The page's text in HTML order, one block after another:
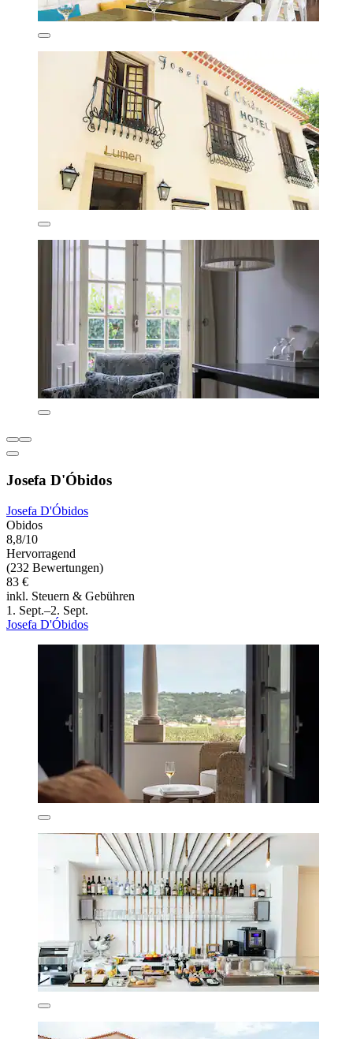
Josefa D'Óbidos
Josefa D'Óbidos
Obidos
8,8/10
Hervorragend
(232 Bewertungen)
83 €
inkl. Steuern & Gebühren
1. Sept.–2. Sept.
Josefa D'Óbidos